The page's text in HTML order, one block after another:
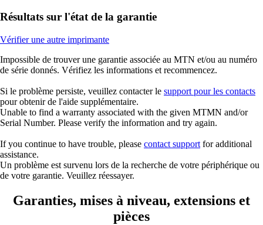
Résultats sur l'état de la garantie
Vérifier une autre imprimante
Impossible de trouver une garantie associée au MTN et/ou au numéro
de série donnés. Vérifiez les informations et recommencez.
Si le problème persiste, veuillez contacter le support pour les contacts
pour obtenir de l'aide supplémentaire.
Unable to find a warranty associated with the given MTMN and/or
Serial Number. Please verify the information and try again.
If you continue to have trouble, please contact support for additional
assistance.
Un problème est survenu lors de la recherche de votre périphérique ou
de votre garantie. Veuillez réessayer.
Garanties, mises à niveau, extensions et
pièces